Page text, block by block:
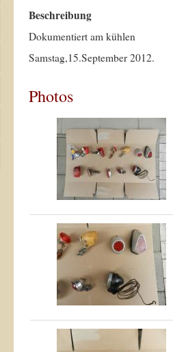
Beschreibung
Dokumentiert am kühlen
Samstag,15.September 2012.
Photos